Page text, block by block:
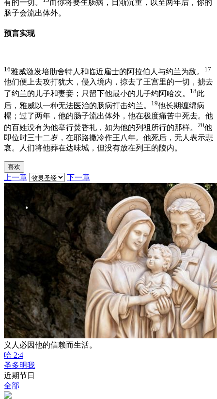
有的一切。
而你将要生肠病，日渐沉重，以至两年后，你的
肠子会流出体外。
预言实现
16雅威激发培肋舍特人和临近雇士的阿拉伯人与约兰为敌。 17
他们便上去攻打犹大，侵入境内，掠去了王宫里的一切，掳去
了约兰的儿子和妻妾；只留下他最小的儿子约阿哈次。
18此
后，雅威以一种无法医治的肠病打击约兰。
19他长期缠绵病
榻；过了两年，他的肠子流出体外，他在极度痛苦中死去。他
的百姓没有为他举行焚香礼，如为他的列祖所行的那样。 20他
即位时三十二岁，在耶路撒冷作王八年。他死后，无人表示悲
哀。人们将他葬在达味城，但没有放在列王的陵内。
喜欢
上一章 下一章
义人必因他的信赖而生活。
哈 2:4
圣多明我
近期节日
全部